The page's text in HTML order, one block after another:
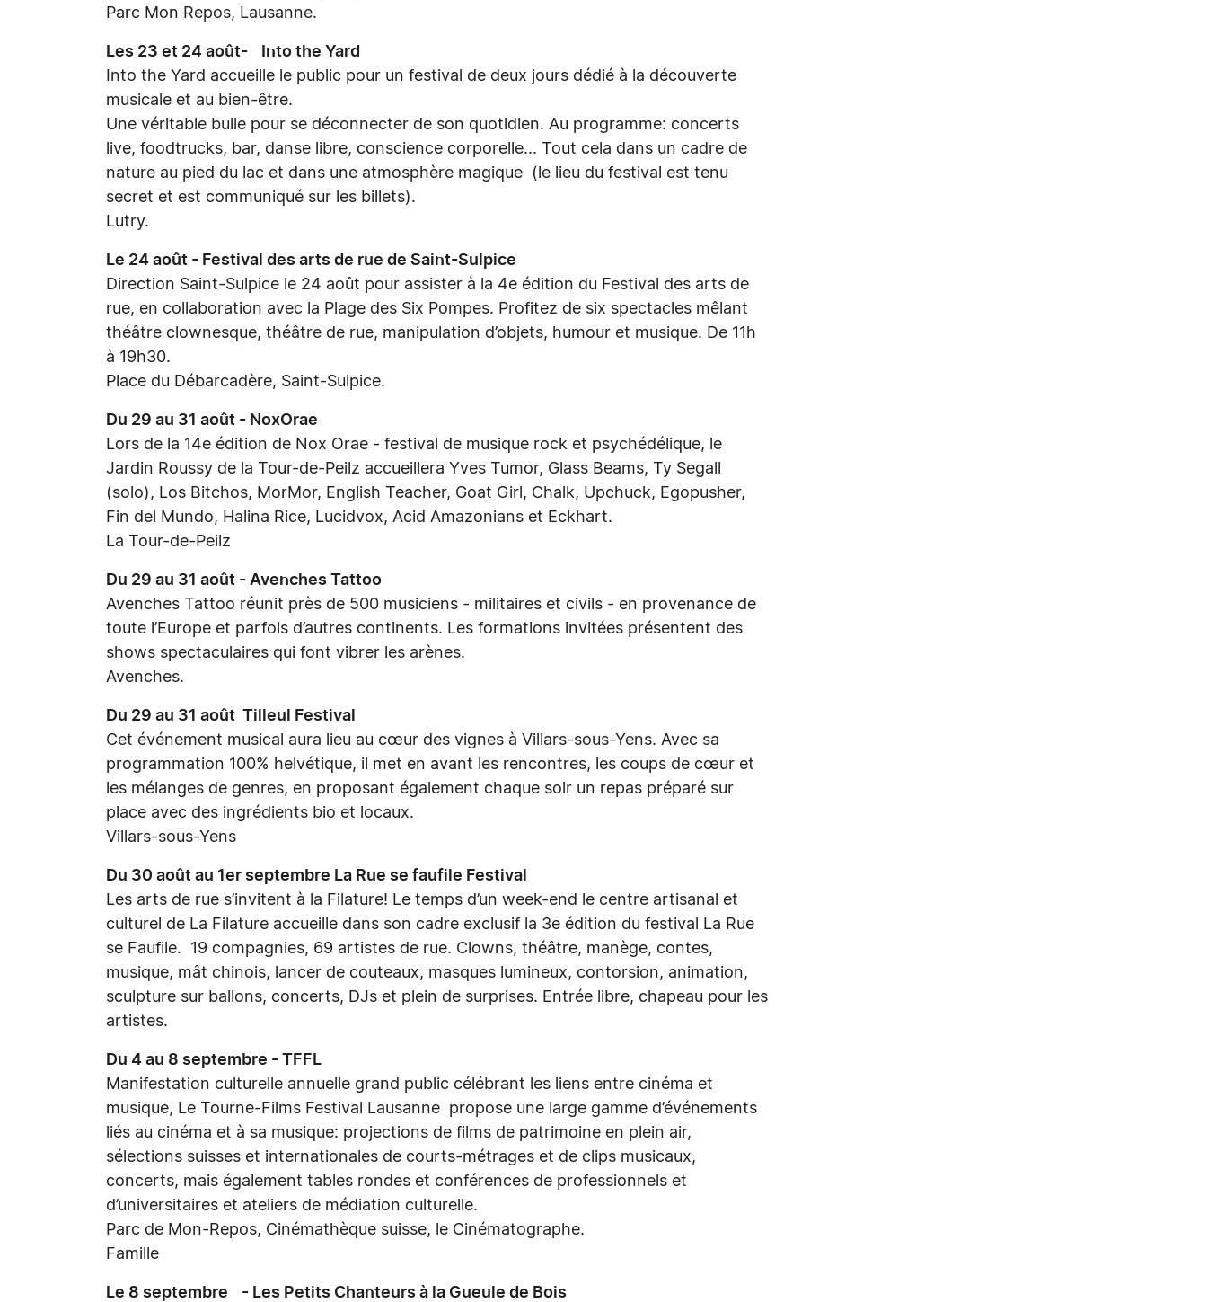
Parc Mon Repos, Lausanne.
Les 23 et 24 août- Into the Yard
Into the Yard accueille le public pour un festival de deux jours dédié à la découverte
musicale et au bien-être.
Une véritable bulle pour se déconnecter de son quotidien. Au programme: concerts
live, foodtrucks, bar, danse libre, conscience corporelle... Tout cela dans un cadre de
nature au pied du lac et dans une atmosphère magique (le lieu du festival est tenu
secret et est communiqué sur les billets).
Lutry.
Le 24 août - Festival des arts de rue de Saint-Sulpice
Direction Saint-Sulpice le 24 août pour assister à la 4e édition du Festival des arts de
rue, en collaboration avec la Plage des Six Pompes. Profitez de six spectacles mêlant
théâtre clownesque, théâtre de rue, manipulation d’objets, humour et musique. De 11h
à 19h30.
Place du Débarcadère, Saint-Sulpice.
Du 29 au 31 août - NoxOrae
Lors de la 14e édition de Nox Orae - festival de musique rock et psychédélique, le
Jardin Roussy de la Tour-de-Peilz accueillera Yves Tumor, Glass Beams, Ty Segall
(solo), Los Bitchos, MorMor, English Teacher, Goat Girl, Chalk, Upchuck, Egopusher,
Fin del Mundo, Halina Rice, Lucidvox, Acid Amazonians et Eckhart.
La Tour-de-Peilz
Du 29 au 31 août - Avenches Tattoo
Avenches Tattoo réunit près de 500 musiciens - militaires et civils - en provenance de
toute l’Europe et parfois d’autres continents. Les formations invitées présentent des
shows spectaculaires qui font vibrer les arènes.
Avenches.
Du 29 au 31 août Tilleul Festival
Cet événement musical aura lieu au cœur des vignes à Villars-sous-Yens. Avec sa
programmation 100% helvétique, il met en avant les rencontres, les coups de cœur et
les mélanges de genres, en proposant également chaque soir un repas préparé sur
place avec des ingrédients bio et locaux.
Villars-sous-Yens
Du 30 août au 1er septembre La Rue se faufile Festival
Les arts de rue s’invitent à la Filature! Le temps d’un week-end le centre artisanal et
culturel de La Filature accueille dans son cadre exclusif la 3e édition du festival La Rue
se Faufile. 19 compagnies, 69 artistes de rue. Clowns, théâtre, manège, contes,
musique, mât chinois, lancer de couteaux, masques lumineux, contorsion, animation,
sculpture sur ballons, concerts, DJs et plein de surprises. Entrée libre, chapeau pour les
artistes.
Du 4 au 8 septembre - TFFL
Manifestation culturelle annuelle grand public célébrant les liens entre cinéma et
musique, Le Tourne-Films Festival Lausanne propose une large gamme d’événements
liés au cinéma et à sa musique: projections de films de patrimoine en plein air,
sélections suisses et internationales de courts-métrages et de clips musicaux,
concerts, mais également tables rondes et conférences de professionnels et
d’universitaires et ateliers de médiation culturelle.
Parc de Mon-Repos, Cinémathèque suisse, le Cinématographe.
Famille
Le 8 septembre - Les Petits Chanteurs à la Gueule de Bois